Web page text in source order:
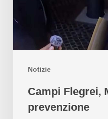
Notizie
Campi Flegrei,
prevenzione